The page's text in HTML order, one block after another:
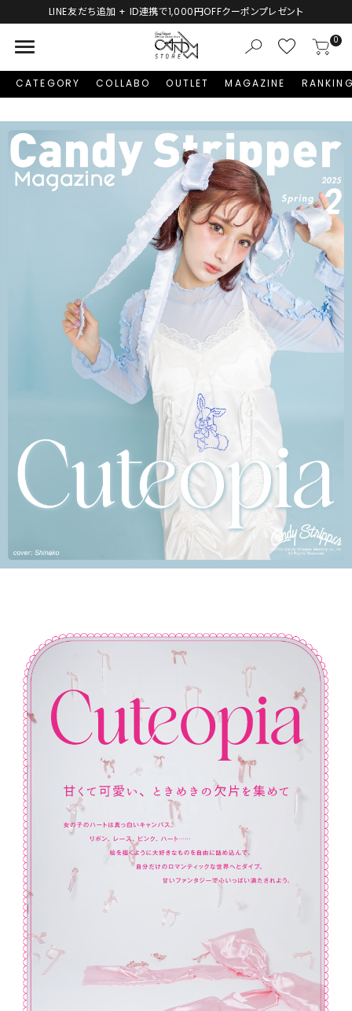
新規会員登録で1,000円分のポイントプレゼント！
menu 0
CATEGORY COLLABO OUTLET MAGAZINE